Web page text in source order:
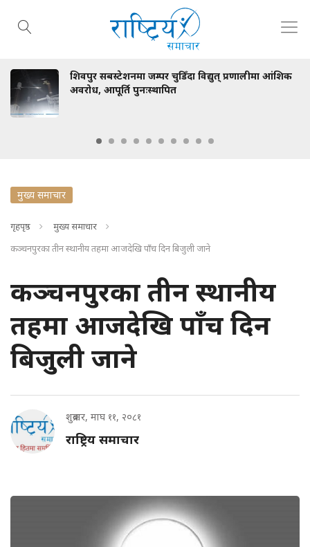
सबस्टेशनमा जम्पर चुडिँदा विद्युत् प्रणालीमा आंशिक
आपूर्ति पुनःस्थापित
मुख्य समाचार
गृहपृष्ठ
मुख्य समाचार
कञ्चनपुरका तीन स्थानीय तहमा आजदेखि पाँच दिन बिजुली जाने
कञ्चनपुरका तीन स्थानीय
तहमा आजदेखि पाँच दिन
बिजुली जाने
शुक्रबार, माघ ११, २०८१
राष्ट्रिय समाचार